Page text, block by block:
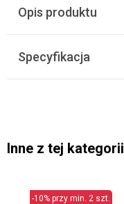
Opis produktu
Specyfikacja
Inne z tej kategorii
-10% przy min. 2 szt.